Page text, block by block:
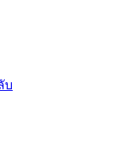
บ